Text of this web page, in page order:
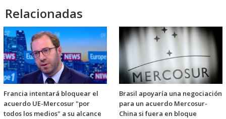
Relacionadas
Francia intentará bloquear el
acuerdo UE-Mercosur "por
todos los medios" a su alcance
Brasil apoyaría una negociación
para un acuerdo Mercosur-
China si fuera en bloque